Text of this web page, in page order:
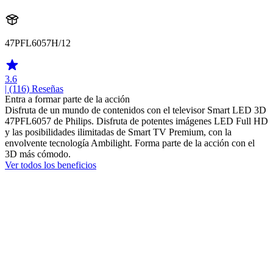
47PFL6057H/12
3.6
| (116) Reseñas
Entra a formar parte de la acción
Disfruta de un mundo de contenidos con el televisor Smart LED 3D
47PFL6057 de Philips. Disfruta de potentes imágenes LED Full HD
y las posibilidades ilimitadas de Smart TV Premium, con la
envolvente tecnología Ambilight. Forma parte de la acción con el
3D más cómodo.
Ver todos los beneficios